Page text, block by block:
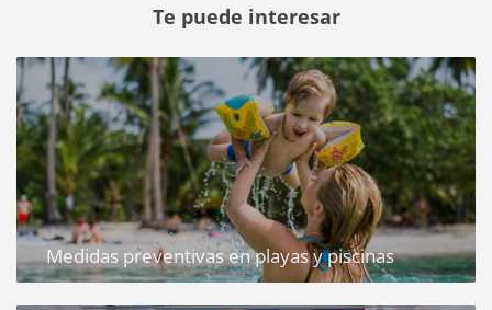
Te puede interesar
Medidas preventivas en playas y piscinas